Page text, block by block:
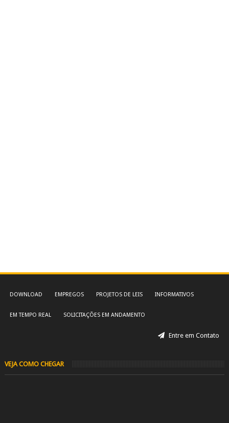
DOWNLOAD EMPREGOS PROJETOS DE LEIS INFORMATIVOS
EM TEMPO REAL SOLICITAÇÕES EM ANDAMENTO
Entre em Contato
VEJA COMO CHEGAR